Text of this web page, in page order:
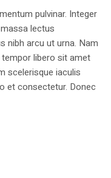
pulvinar. Integer
lectus
nibh arcu ut urna. Nam
libero sit amet
scelerisque iaculis
et consectetur. Donec